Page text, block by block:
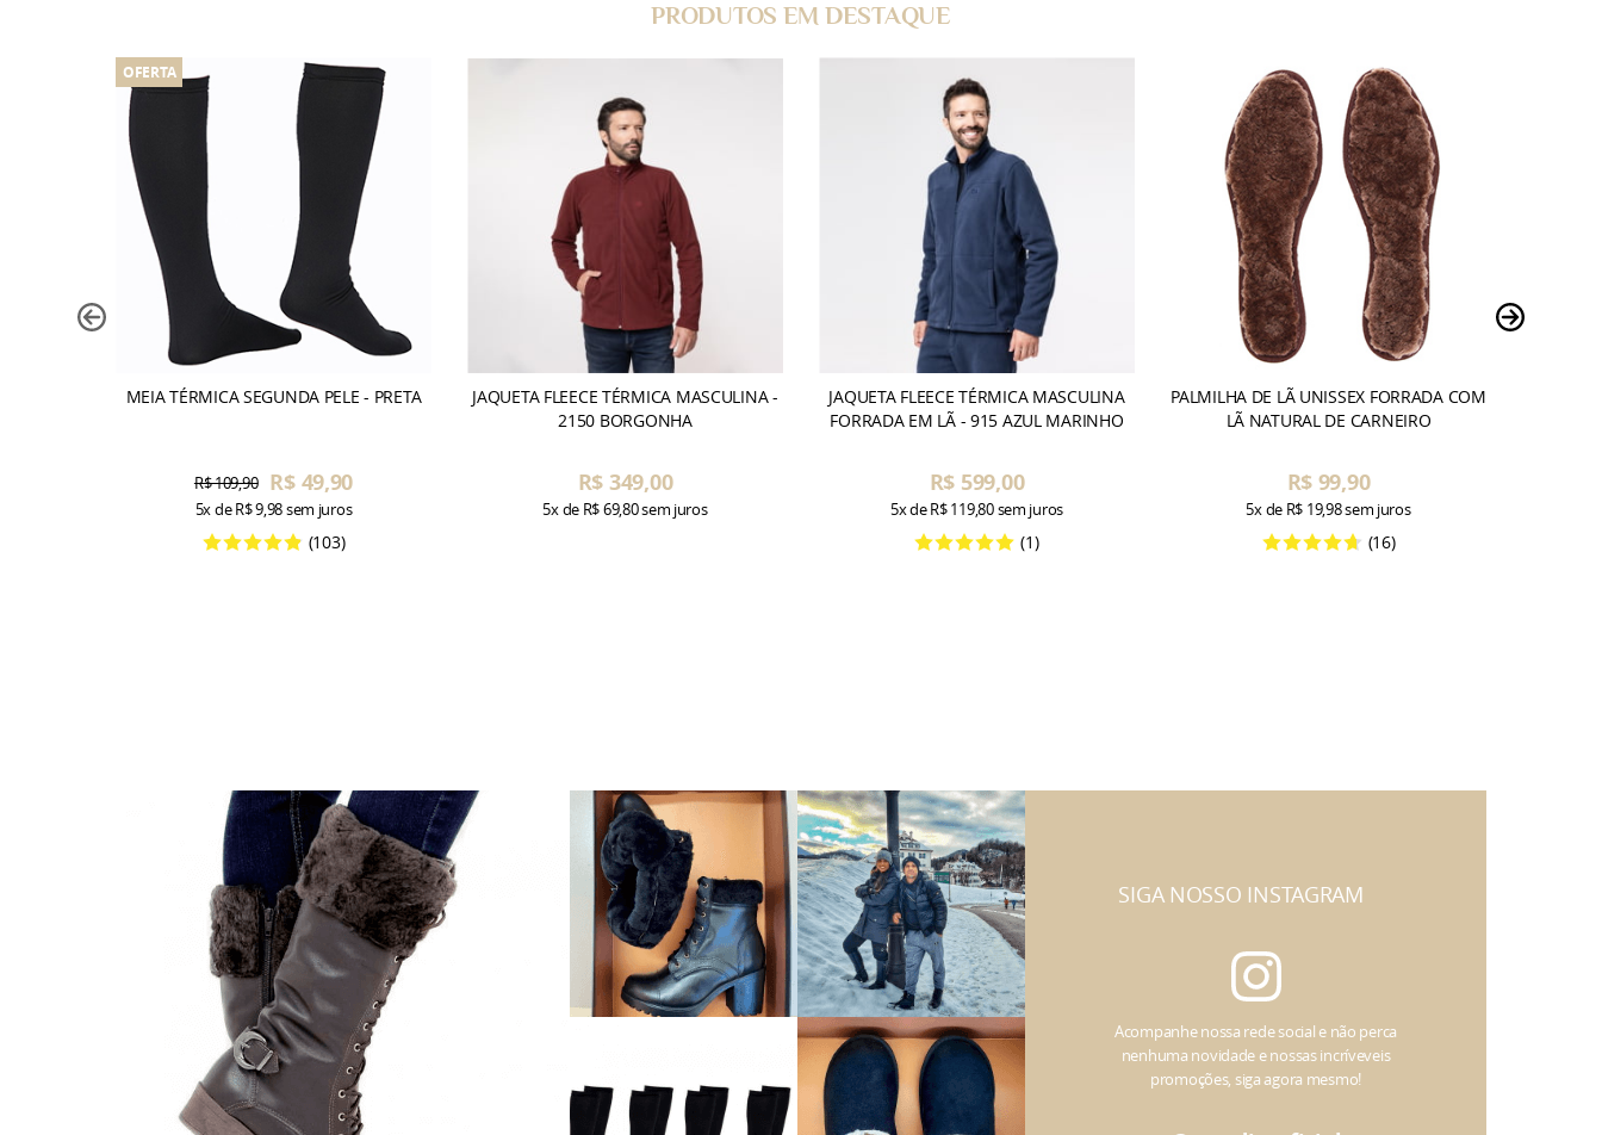
PRODUTOS EM DESTAQUE
OFERTA
MEIA TÉRMICA SEGUNDA PELE - PRETA
(103)
R$ 109,90 R$ 49,90
5xdeR$ 9,98sem juros
JAQUETA FLEECE TÉRMICA MASCULINA -
2150 BORGONHA
R$ 349,00
5xde R$ 69,80sem juros
JAQUETA FLEECE TÉRMICA MASCULINA
FORRADA EM LÃ - 915 AZUL MARINHO
(1)
R$ 599,00
5xdeR$ 119,80sem juros
PALMILHA DE LÃ UNISSEX FORRADA COM
LÃ NATURAL DE CARNEIRO
(16)
R$ 99,90
5xde R$ 19,98sem juros
SIGA NOSSO INSTAGRAM
Acompanhe nossa rede social e não perca
nenhuma novidade e nossas incríveveis
promoções, siga agora mesmo!